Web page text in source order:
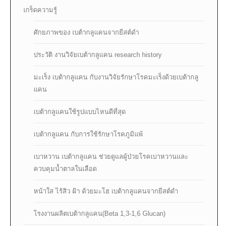
เกร็ดความรู้
ศักยภาพของ เบต้ากลูแคนจากยีสต์ดำ
ประวัติ งานวิจัยเบต้ากลูแคน research history
มะเร็ง เบต้ากลูแคน กับงานวิจัยรักษาโรคมะเร็งด้วยเบต้ากลู
แคน
เบต้ากลูแคนใช้รูปแบบไหนดีที่สุด
เบต้ากลูแคน กับการใช้รักษาโรคภูมิแพ้
เบาหวาน เบต้ากลูแคน ช่วยดูแลผู้ป่วยโรคเบาหวานและ
ควบคุมน้ำตาลในเลือด
หน้าใส ไร้สิว ฝ้า ด้วยมะโฮ เบต้ากลูแคนจากยีสต์ดำ
โรงงานผลิตเบต้ากลูแคน(Beta 1,3-1,6 Glucan)